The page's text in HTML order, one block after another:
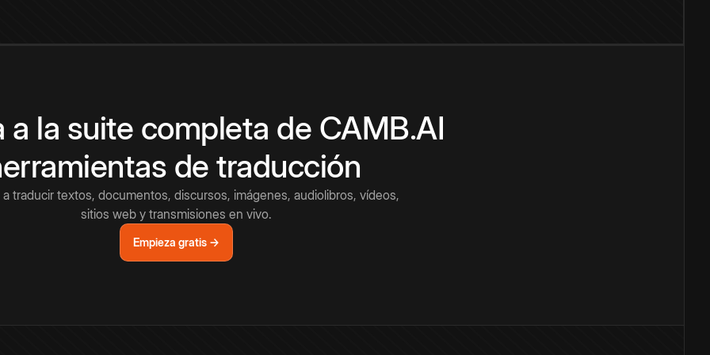
a la suite completa de CAMB.AI
de traducción
a traducir textos, documentos, discursos, imágenes, audiolibros, vídeos,
sitios web y transmisiones en vivo.
Empieza gratis →